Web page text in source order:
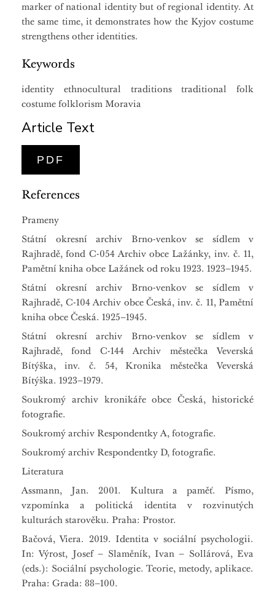
marker of national identity but of regional identity. At
the same time, it demonstrates how the Kyjov costume
strengthens other identities.
Keywords
identity ethnocultural traditions traditional folk
costume folklorism Moravia
Article Text
PDF
References
Prameny
Státní okresní archiv Brno-venkov se sídlem v
Rajhradě, fond C-054 Archiv obce Lažánky, inv. č. 11,
Pamětní kniha obce Lažánek od roku 1923. 1923–1945.
Státní okresní archiv Brno-venkov se sídlem v
Rajhradě, C-104 Archiv obce Česká, inv. č. 11, Pamětní
kniha obce Česká. 1925–1945.
Státní okresní archiv Brno-venkov se sídlem v
Rajhradě, fond C-144 Archiv městečka Veverská
Bítýška, inv. č. 54, Kronika městečka Veverská
Bítýška. 1923–1979.
Soukromý archiv kronikáře obce Česká, historické
fotografie.
Soukromý archiv Respondentky A, fotografie.
Soukromý archiv Respondentky D, fotografie.
Literatura
Assmann, Jan. 2001. Kultura a paměť. Písmo,
vzpomínka a politická identita v rozvinutých
kulturách starověku. Praha: Prostor.
Bačová, Viera. 2019. Identita v sociální psychologii.
In: Výrost, Josef – Slaměník, Ivan – Sollárová, Eva
(eds.): Sociální psychologie. Teorie, metody, aplikace.
Praha: Grada: 88–100.